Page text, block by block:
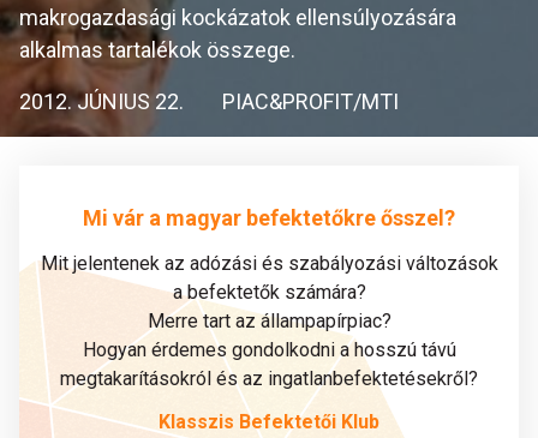
makrogazdasági kockázatok ellensúlyozására
alkalmas tartalékok összege.
2012. JÚNIUS 22. PIAC&PROFIT/MTI
Mi vár a magyar befektetőkre ősszel?
Mit jelentenek az adózási és szabályozási változások
a befektetők számára?
Merre tart az állampapírpiac?
Hogyan érdemes gondolkodni a hosszú távú
megtakarításokról és az ingatlanbefektetésekről?
Klasszis Befektetői Klub